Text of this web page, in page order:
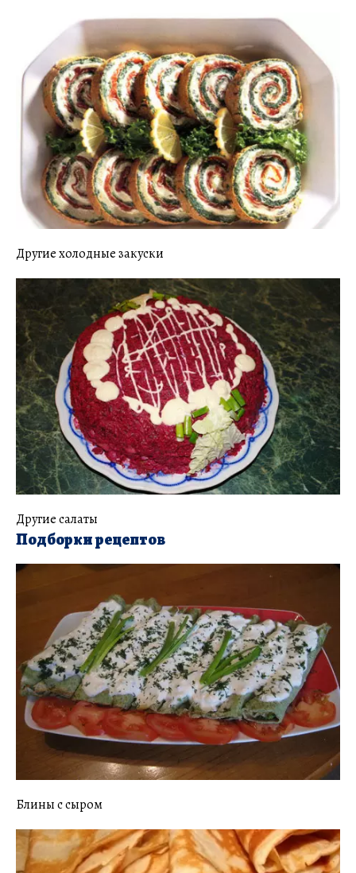
Другие холодные закуски
Другие салаты
Подборки рецептов
Блины с сыром